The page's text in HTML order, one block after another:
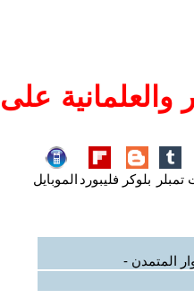
على
تمبلر بلوكر فليبورد الموبايل
المتمدن -